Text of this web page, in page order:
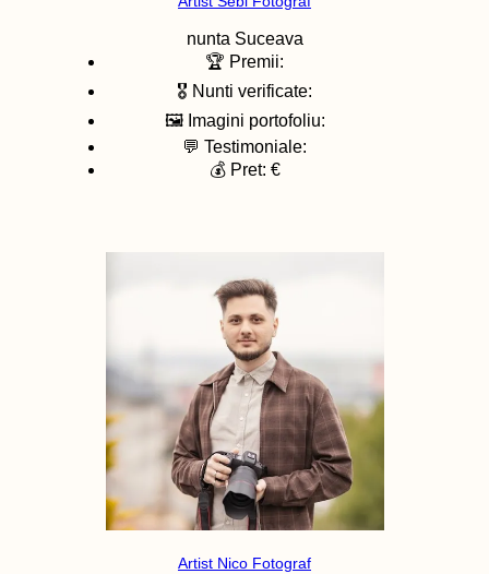
nunta Suceava
🏆 Premii:
🎖️ Nunti verificate:
🖼️ Imagini portofoliu:
💬 Testimoniale:
💰 Pret: €
Artist Nico Fotograf